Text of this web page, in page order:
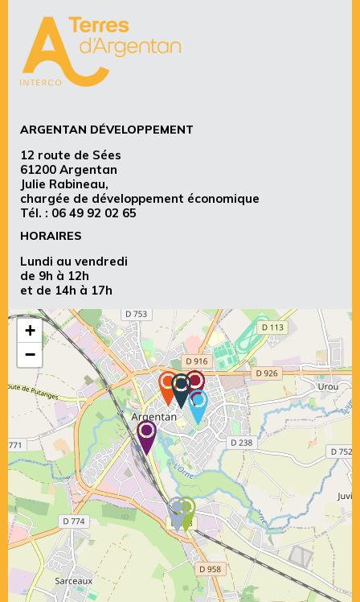
ARGENTAN DÉVELOPPEMENT
12 route de Sées
61200 Argentan
Julie Rabineau,
chargée de développement économique
Tél. : 06 49 92 02 65
HORAIRES
Lundi au vendredi
de 9h à 12h
et de 14h à 17h
+
−